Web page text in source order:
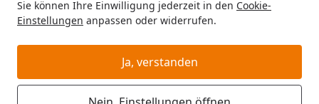
Sie können Ihre Einwilligung jederzeit in den Cookie-
Einstellungen anpassen oder widerrufen.
Ja, verstanden
Haustier. Unser Sortiment umfasst Tierbedarf, Futter
und Zubehör für unterschiedliche Bedürfnisse.
Ihre Artikelübersicht